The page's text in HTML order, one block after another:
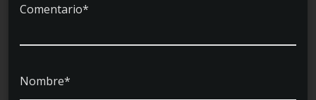
Comentario*
Nombre*